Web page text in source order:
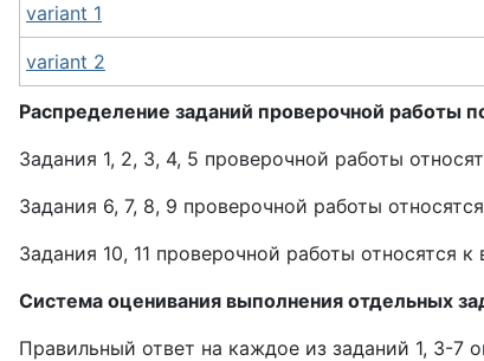
variant 1
variant 2
Распределение заданий проверочной работы
Задания 1, 2, 3, 4, 5 проверочной работы
Задания 6, 7, 8, 9 проверочной работы
Задания 10, 11 проверочной работы относятся
Система оценивания выполнения отдельных
Правильный ответ на каждое из заданий 1, 3-7